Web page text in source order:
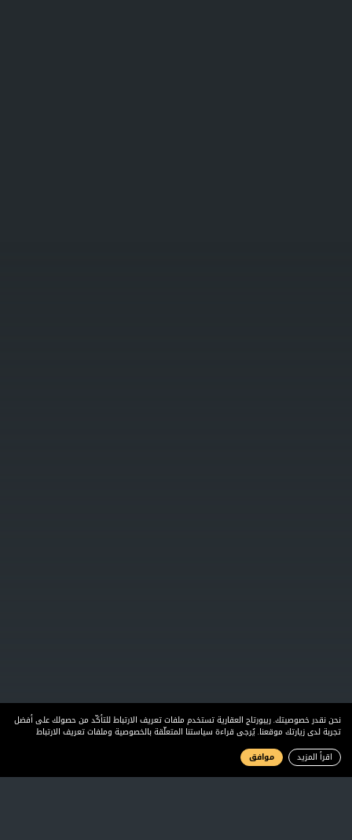
نحن نقدر خصوصيتك. ريبورتاج العقارية تستخدم ملفات تعريف الارتباط للتأكّد من حصولك على أفضل
تجربة لدى زيارتك موقعنا. يُرجى قراءة سياستنا المتعلّقة بالخصوصية وملفات تعريف الارتباط
اقرأ المزيد موافق